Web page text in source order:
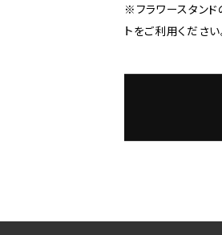
※フラワースタン
トをご利用ください